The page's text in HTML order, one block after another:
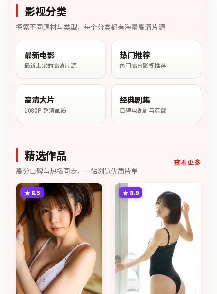
影视分类
探索不同题材与类型，每个分类都有海量高清片源
最新电影
最新上架的高清片源
热门推荐
热门高分影视推荐
高清大片
1080P 超清画质
经典剧集
口碑电视剧与连载
精选作品
高分口碑与热播同步，一站浏览优质片单
查看更多
★ 8.5 ★ 8.9